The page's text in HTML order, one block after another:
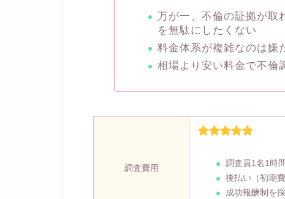
万が一、不倫の証拠が取
を無駄にしたくない
料金体系が複雑なのは嫌
相場より安い料金で不倫
調査費用 調査員1名1時
後払い（初期費
成功報酬制を